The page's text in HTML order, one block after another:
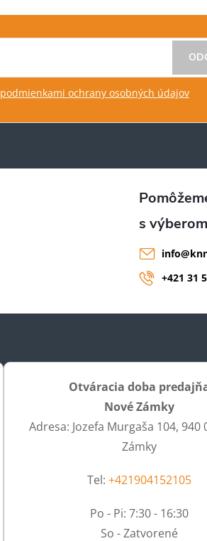
podmienkami ochrany osobných údajov
info@
+421 31
Otváracia doba
Nové Zámky
Adresa: Jozefa Murgaša 104, 940
Zámky
Tel: +421904152105
Po - Pi: 7:30 - 16:30
So - Zatvorené